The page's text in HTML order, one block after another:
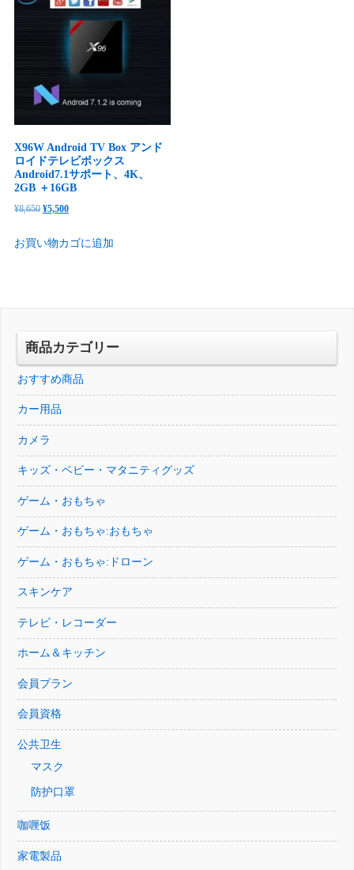
X96W Android TV Box アンド
ロイドテレビボックス
Android7.1サポート、4K、
2GB ＋16GB
¥8,650 元
価
し
¥5,500現
の
で
お買い物カゴに追加
商品カテゴリー
おすすめ商品
カー用品
カメラ
キッズ・ベビー・マタニティグッズ
ゲーム・おもちゃ
ゲーム・おもちゃ:おもちゃ
ゲーム・おもちゃ:ドローン
スキンケア
テレビ・レコーダー
ホーム＆キッチン
会員プラン
会員資格
公共卫生
マスク
防护口罩
咖喱饭
家電製品